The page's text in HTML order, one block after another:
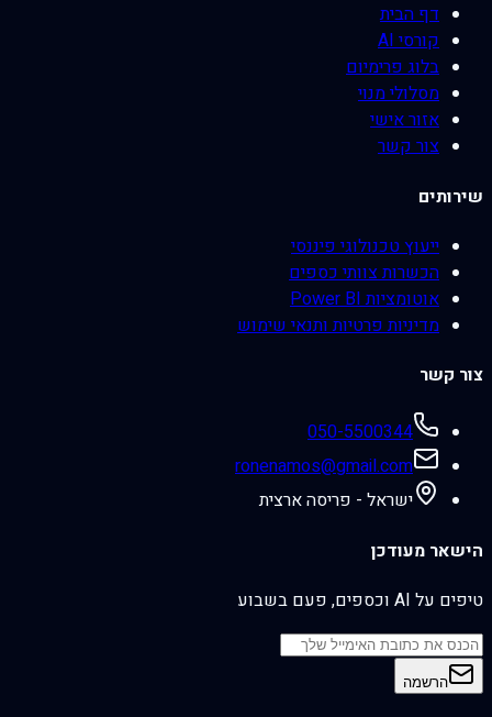
דף הבית
קורסי AI
בלוג פרימיום
מסלולי מנוי
אזור אישי
צור קשר
שירותים
ייעוץ טכנולוגי פיננסי
הכשרות צוותי כספים
אוטומציות Power BI
מדיניות פרטיות ותנאי שימוש
צור קשר
050-5500344
ronenamos@gmail.com
ישראל - פריסה ארצית
הישאר מעודכן
טיפים על AI וכספים, פעם בשבוע
הרשמה